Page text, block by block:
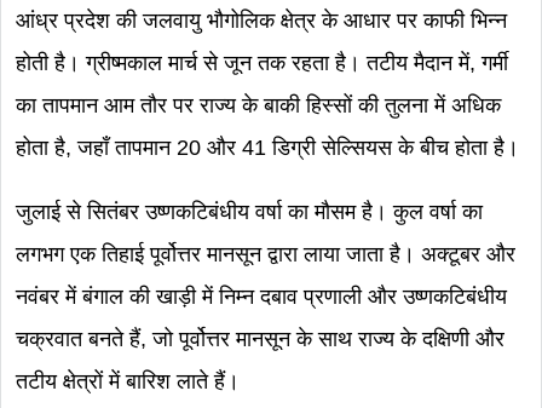
आंध्र प्रदेश की जलवायु भौगोलिक क्षेत्र के आधार पर काफी भिन्न
होती है। ग्रीष्मकाल मार्च से जून तक रहता है। तटीय मैदान में, गर्मी
का तापमान आम तौर पर राज्य के बाकी हिस्सों की तुलना में अधिक
होता है, जहाँ तापमान 20 और 41 डिग्री सेल्सियस के बीच होता है।
जुलाई से सितंबर उष्णकटिबंधीय वर्षा का मौसम है। कुल वर्षा का
लगभग एक तिहाई पूर्वोत्तर मानसून द्वारा लाया जाता है। अक्टूबर और
नवंबर में बंगाल की खाड़ी में निम्न दबाव प्रणाली और उष्णकटिबंधीय
चक्रवात बनते हैं, जो पूर्वोत्तर मानसून के साथ राज्य के दक्षिणी और
तटीय क्षेत्रों में बारिश लाते हैं।